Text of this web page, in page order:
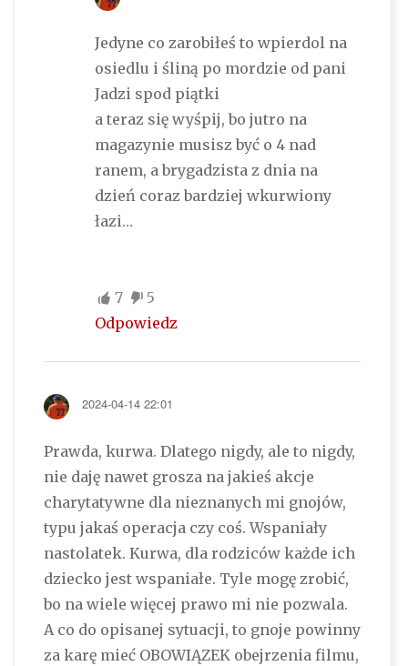
Jedyne co zarobiłeś to wpierdol na
osiedlu i śliną po mordzie od pani
Jadzi spod piątki
a teraz się wyśpij, bo jutro na
magazynie musisz być o 4 nad
ranem, a brygadzista z dnia na
dzień coraz bardziej wkurwiony
łazi…
7
5
Odpowiedz
2024-04-14 22:01
Prawda, kurwa. Dlatego nigdy, ale to nigdy,
nie daję nawet grosza na jakieś akcje
charytatywne dla nieznanych mi gnojów,
typu jakaś operacja czy coś. Wspaniały
nastolatek. Kurwa, dla rodziców każde ich
dziecko jest wspaniałe. Tyle mogę zrobić,
bo na wiele więcej prawo mi nie pozwala.
A co do opisanej sytuacji, to gnoje powinny
za karę mieć OBOWIĄZEK obejrzenia filmu,